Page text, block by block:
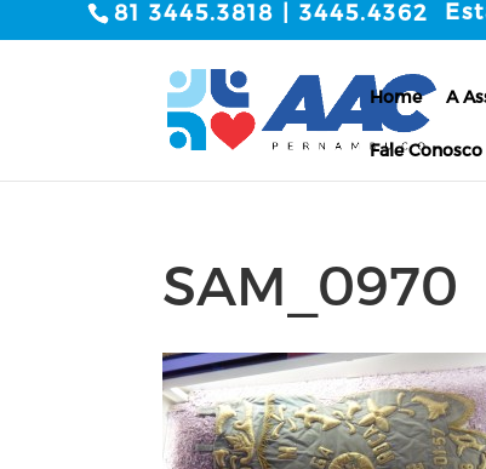
81 3445.3818 | 3445.4362
Home A
Fale Conosco
SAM_0970